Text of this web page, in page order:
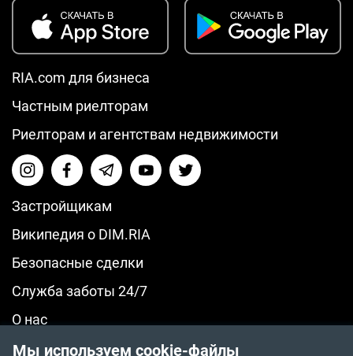
Мы используем cookie-файлы
RIA.com для бизнеса
Частным риелторам
Риелторам и агентствам недвижимости
Застройщикам
Википедия о DIM.RIA
Безопасные сделки
Служба заботы 24/7
О нас
© 2014-2026 RIA.com